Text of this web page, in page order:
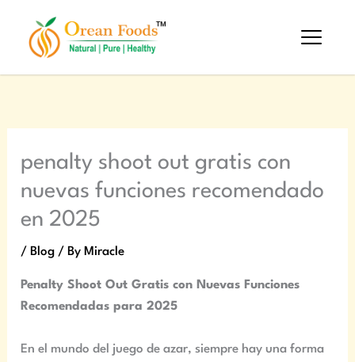
content
penalty shoot out gratis con
nuevas funciones recomendado
en 2025
/ Blog / By Miracle
Penalty Shoot Out Gratis con Nuevas Funciones
Recomendadas para 2025
En el mundo del juego de azar, siempre hay una forma